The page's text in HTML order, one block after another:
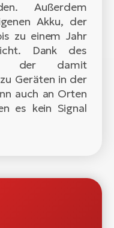
Außerdem
Akku, der
zu einem Jahr
Dank des
der damit
Geräten in der
auch an Orten
es kein Signal